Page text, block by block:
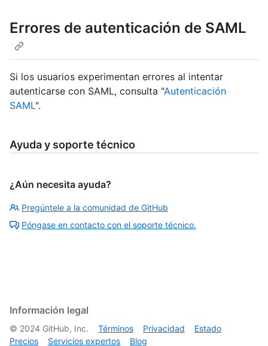
Errores de autenticación de SAML
Si los usuarios experimentan errores al intentar
autenticarse con SAML, consulta "Autenticación
SAML".
Ayuda y soporte técnico
¿Aún necesita ayuda?
Pregúntele a la comunidad de GitHub
Póngase en contacto con el soporte técnico.
Información legal
© 2024 GitHub, Inc. Términos Privacidad
Estado
Precios
Servicios expertos Blog